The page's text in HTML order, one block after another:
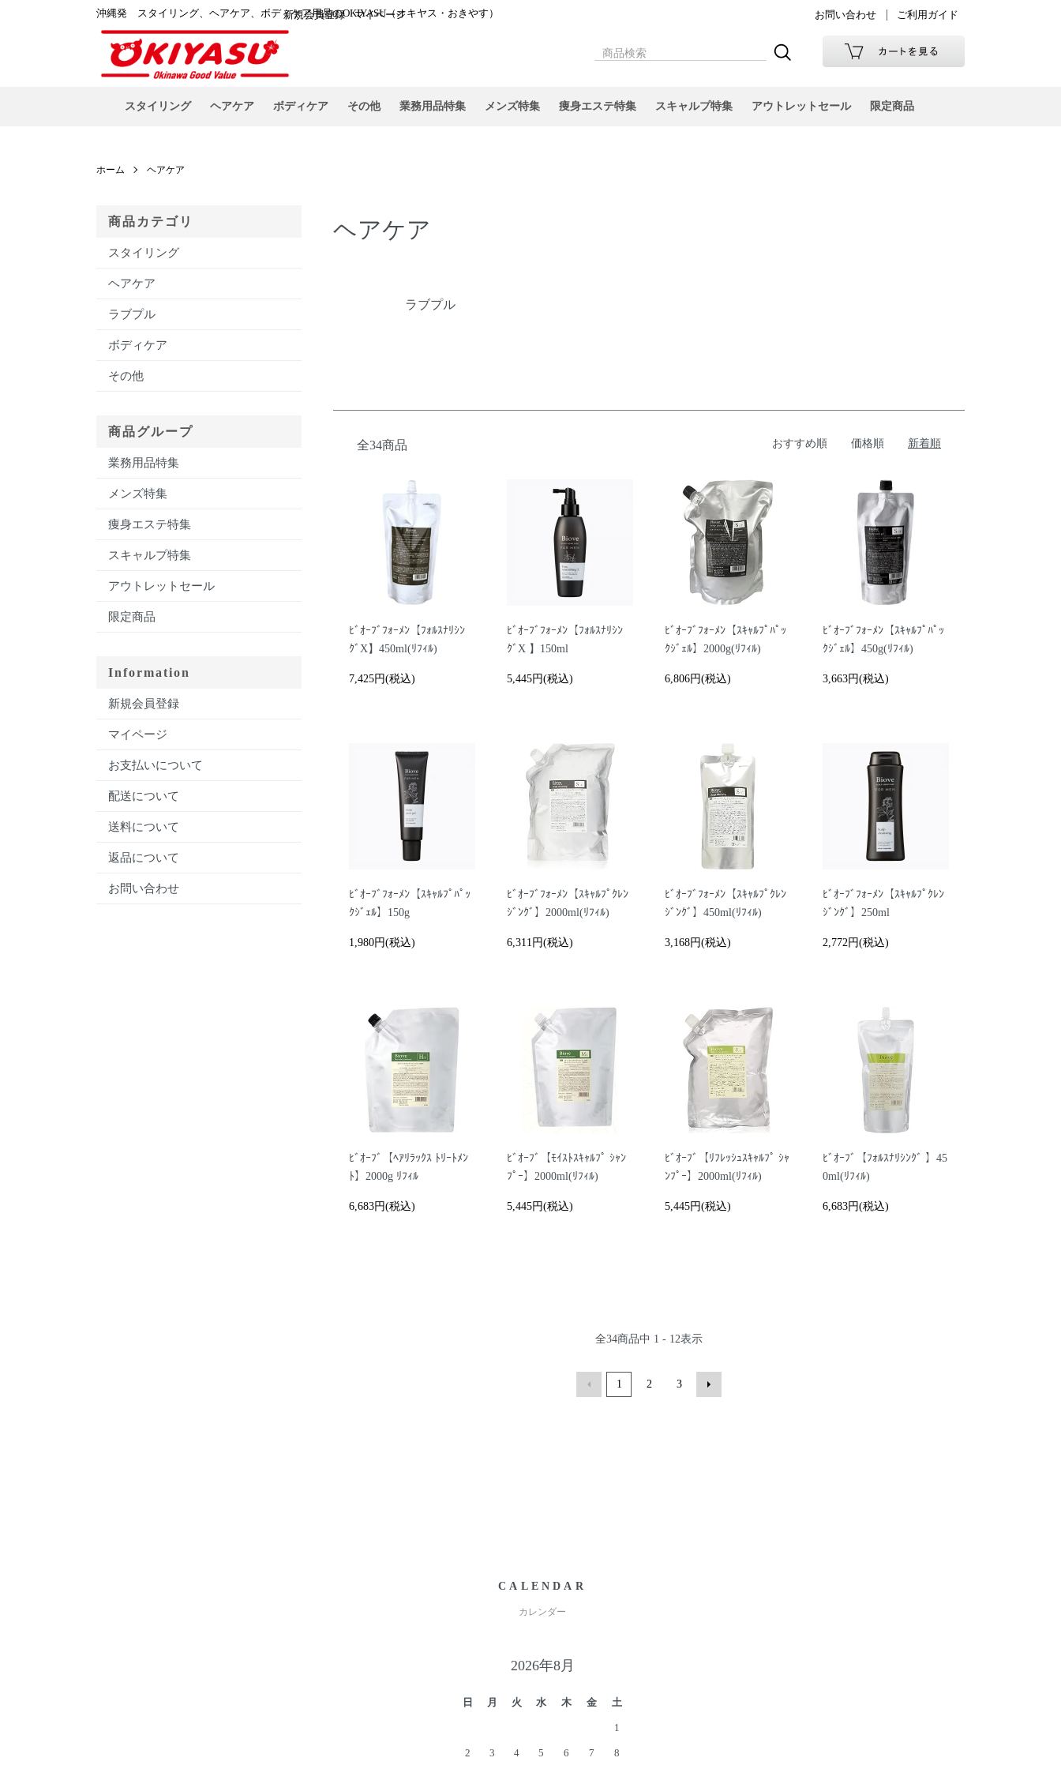
沖縄発 スタイリング、ヘアケア、ボディケア用品のOKIYASU（オキヤス・おきやす）
新規会員登録 マイページ お問い合わせ ご利用ガイド
スタイリング ヘアケア ボディケア その他 業務用品特集 メンズ特集 痩身エステ特集 スキャルプ特集 アウトレットセール 限定商品
ホーム ヘアケア
ヘアケア
ラブプル
全34商品 おすすめ順 価格順 新着順
ﾋﾞｵｰﾌﾞﾌｫｰﾒﾝ【ﾌｫﾙｽﾅﾘｼﾝ
ｸﾞX】450ml(ﾘﾌｨﾙ)
7,425円(税込)
ﾋﾞｵｰﾌﾞﾌｫｰﾒﾝ【ﾌｫﾙｽﾅﾘｼﾝ
ｸﾞX 】150ml
5,445円(税込)
ﾋﾞｵｰﾌﾞﾌｫｰﾒﾝ【ｽｷｬﾙﾌﾟﾊﾟｯ
ｸｼﾞｪﾙ】2000g(ﾘﾌｨﾙ)
6,806円(税込)
ﾋﾞｵｰﾌﾞﾌｫｰﾒﾝ【ｽｷｬﾙﾌﾟﾊﾟｯ
ｸｼﾞｪﾙ】450g(ﾘﾌｨﾙ)
3,663円(税込)
ﾋﾞｵｰﾌﾞﾌｫｰﾒﾝ【ｽｷｬﾙﾌﾟﾊﾟｯ
ｸｼﾞｪﾙ】150g
1,980円(税込)
ﾋﾞｵｰﾌﾞﾌｫｰﾒﾝ【ｽｷｬﾙﾌﾟｸﾚﾝ
ｼﾞﾝｸﾞ】2000ml(ﾘﾌｨﾙ)
6,311円(税込)
ﾋﾞｵｰﾌﾞﾌｫｰﾒﾝ【ｽｷｬﾙﾌﾟｸﾚﾝ
ｼﾞﾝｸﾞ】450ml(ﾘﾌｨﾙ)
3,168円(税込)
ﾋﾞｵｰﾌﾞﾌｫｰﾒﾝ【ｽｷｬﾙﾌﾟｸﾚﾝ
ｼﾞﾝｸﾞ】250ml
2,772円(税込)
ﾋﾞｵｰﾌﾞ【ﾍｱﾘﾗｯｸｽ ﾄﾘｰﾄﾒﾝ
ﾄ】2000g ﾘﾌｨﾙ
6,683円(税込)
ﾋﾞｵｰﾌﾞ【ﾓｲｽﾄｽｷｬﾙﾌﾟ ｼｬﾝ
ﾌﾟｰ】2000ml(ﾘﾌｨﾙ)
5,445円(税込)
ﾋﾞｵｰﾌﾞ【ﾘﾌﾚｯｼｭｽｷｬﾙﾌﾟ ｼｬ
ﾝﾌﾟｰ】2000ml(ﾘﾌｨﾙ)
5,445円(税込)
ﾋﾞｵｰﾌﾞ【ﾌｫﾙｽﾅﾘｼﾝｸﾞ 】45
0ml(ﾘﾌｨﾙ)
6,683円(税込)
全34商品中 1 - 12表示
1 2 3
商品カテゴリ
スタイリング
ヘアケア
ラブプル
ボディケア
その他
商品グループ
業務用品特集
メンズ特集
痩身エステ特集
スキャルプ特集
アウトレットセール
限定商品
Information
新規会員登録
マイページ
お支払いについて
配送について
送料について
返品について
お問い合わせ
CALENDAR
カレンダー
2026年8月
日 月 火 水 木 金 土
1
2 3 4 5 6 7 8